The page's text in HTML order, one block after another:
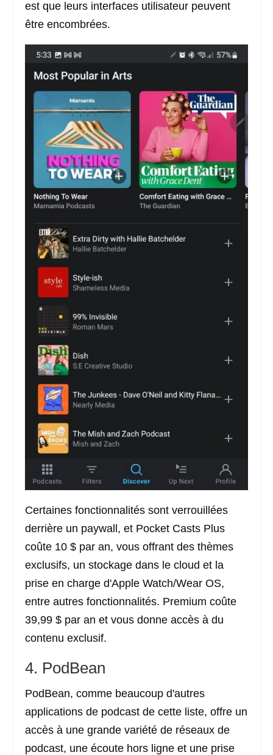
est que leurs interfaces utilisateur peuvent
être encombrées.
Certaines fonctionnalités sont verrouillées
derrière un paywall, et Pocket Casts Plus
coûte 10 $ par an, vous offrant des thèmes
exclusifs, un stockage dans le cloud et la
prise en charge d'Apple Watch/Wear OS,
entre autres fonctionnalités. Premium coûte
39,99 $ par an et vous donne accès à du
contenu exclusif.
4. PodBean
PodBean, comme beaucoup d'autres
applications de podcast de cette liste, offre un
accès à une grande variété de réseaux de
podcast, une écoute hors ligne et une prise